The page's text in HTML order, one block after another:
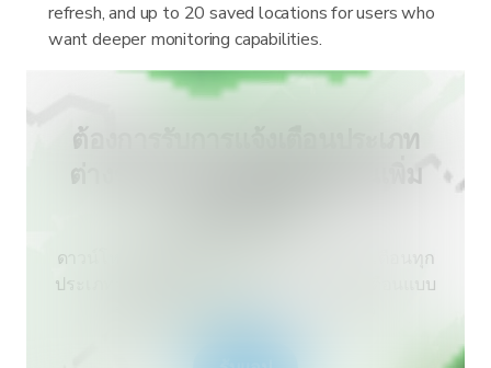
refresh, and up to 20 saved locations for users who
want deeper monitoring capabilities.
ต้องการรับการแจ้งเตือนประเภท
ต่างๆ สำหรับประเทศของคุณเพิ่ม
ดาวน์โหลด RainViewer เพื่อเข้าถึงการแจ้งเตือนทุก
ประเภทจากกรมอุตุนิยมวิทยาและการแจ้งเตือนแบบ